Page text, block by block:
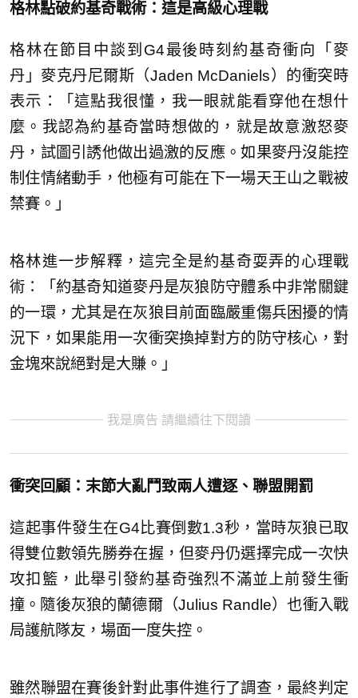
格林點破約基奇戰術：這是高級心理戰
格林在節目中談到G4最後時刻約基奇衝向「麥
丹」麥克丹尼爾斯（Jaden McDaniels）的衝突時
表示：「這點我很懂，我一眼就能看穿他在想什
麼。我認為約基奇當時想做的，就是故意激怒麥
丹，試圖引誘他做出過激的反應。如果麥丹沒能控
制住情緒動手，他極有可能在下一場天王山之戰被
禁賽。」
格林進一步解釋，這完全是約基奇耍弄的心理戰
術：「約基奇知道麥丹是灰狼防守體系中非常關鍵
的一環，尤其是在灰狼目前面臨嚴重傷兵困擾的情
況下，如果能用一次衝突換掉對方的防守核心，對
金塊來說絕對是大賺。」
我是廣告 請繼續往下閱讀
衝突回顧：末節大亂鬥致兩人遭逐、聯盟開罰
這起事件發生在G4比賽倒數1.3秒，當時灰狼已取
得雙位數領先勝券在握，但麥丹仍選擇完成一次快
攻扣籃，此舉引發約基奇強烈不滿並上前發生衝
撞。隨後灰狼的蘭德爾（Julius Randle）也衝入戰
局護航隊友，場面一度失控。
雖然聯盟在賽後針對此事件進行了調查，最終判定